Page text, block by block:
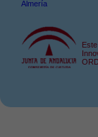
Almería